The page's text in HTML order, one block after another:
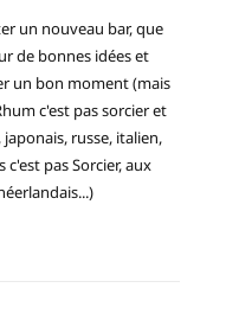
un nouveau bar, que
de bonnes idées et
un bon moment (mais
c'est pas sorcier et
russe, italien,
c'est pas Sorcier, aux